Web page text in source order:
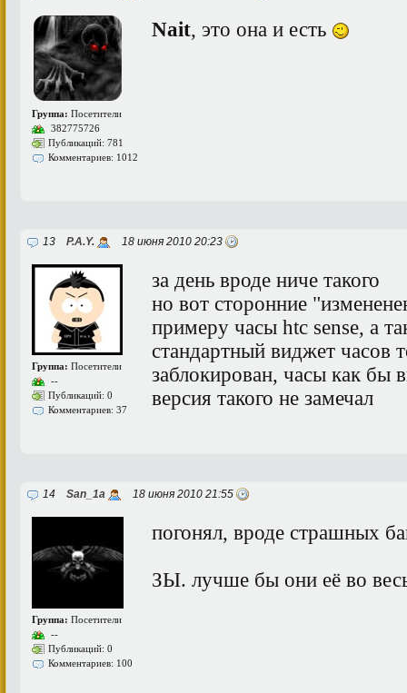
Группа: Посетители
382775726
Публикаций: 781
Комментариев: 1012
Nait, это она и есть
13 P.A.Y. 18 июня 2010 20:23
Группа: Посетители
--
Публикаций: 0
Комментариев: 37
за день вроде ниче такого
но вот сторонние
примеру часы htc sense, а
стандартный виджет часов
заблокирован, часы как бы
версия такого не замечал
14 San_1a 18 июня 2010 21:55
Группа: Посетители
--
Публикаций: 0
Комментариев: 100
погонял, вроде страшных
ЗЫ. лучше бы они её во